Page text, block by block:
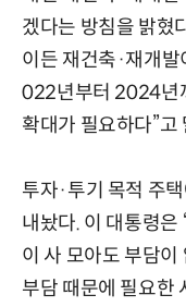
겠다는 방침을 밝혔
이든 재건축·재개발
022년부터 2024년
확대가 필요하다”고
투자·투기 목적 주
내놨다. 이 대통령은
이 사 모아도 부담이
부담 때문에 필요한